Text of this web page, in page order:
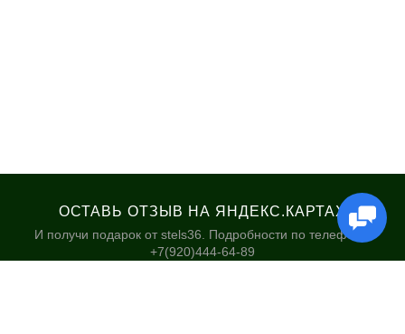
ОСТАВЬ ОТЗЫВ НА ЯНДЕКС.КАРТАХ
И получи подарок от stels36. Подробности по телефону:
+7(920)444-64-89